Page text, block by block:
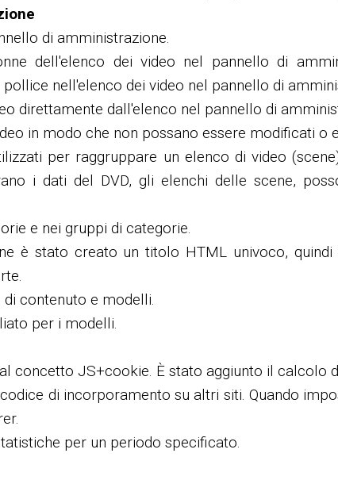
di amministrazione.
dell'elenco dei video nel pannello di
nell'elenco dei video nel pannello di
direttamente dall'elenco nel pannello di
in modo che non possano essere modificati o
per raggruppare un elenco di video
i dati del DVD, gli elenchi delle scene,
e nei gruppi di categorie.
è stato creato un titolo HTML univoco,
contenuto e modelli.
per i modelli.
concetto JS+cookie. È stato aggiunto il calcolo
di incorporamento su altri siti. Quando
per un periodo specificato.